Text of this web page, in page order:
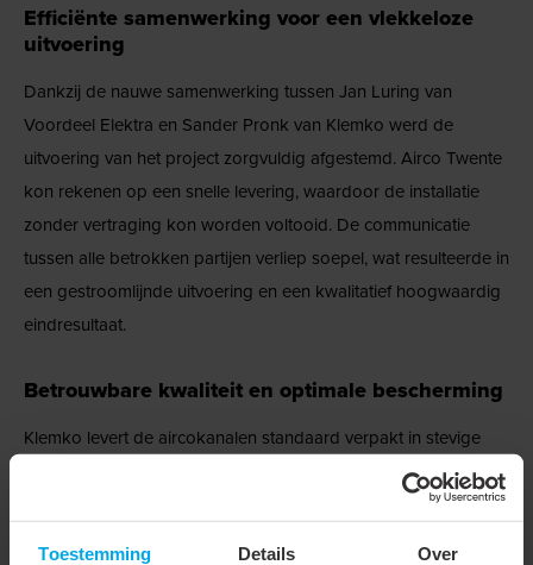
Toestemming Details Over
Efficiënte samenwerking voor een vlekkeloze
uitvoering
Dankzij de nauwe samenwerking tussen Jan Luring van
Voordeel Elektra en Sander Pronk van Klemko werd de
uitvoering van het project zorgvuldig afgestemd. Airco Twente
kon rekenen op een snelle levering, waardoor de installatie
zonder vertraging kon worden voltooid. De communicatie
tussen alle betrokken partijen verliep soepel, wat resulteerde in
een gestroomlijnde uitvoering en een kwalitatief hoogwaardig
eindresultaat.
Betrouwbare kwaliteit en optimale bescherming
Klemko levert de aircokanalen standaard verpakt in stevige
Canalit-beschermfolie. Deze verpakking voorkomt dat de
producten tijdens transport of opslag beschadigen of vervuild